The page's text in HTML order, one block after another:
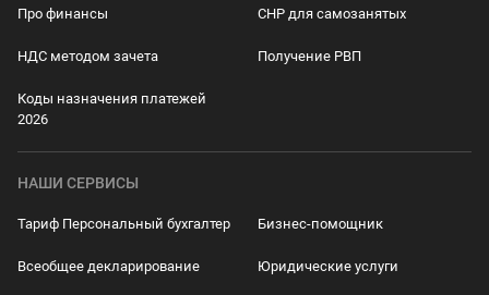
Про финансы СНР для самозанятых
НДС методом зачета Получение РВП
Коды назначения платежей
2026
НАШИ СЕРВИСЫ
Тариф Персональный бухгалтер Бизнес-помощник
Всеобщее декларирование Юридические услуги